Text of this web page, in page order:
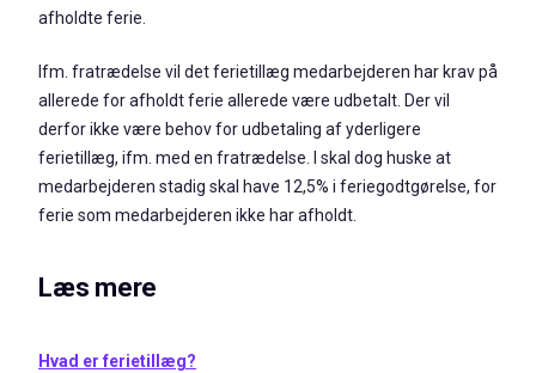
afholdte ferie.
Ifm. fratrædelse vil det ferietillæg medarbejderen har krav på
allerede for afholdt ferie allerede være udbetalt. Der vil
derfor ikke være behov for udbetaling af yderligere
ferietillæg, ifm. med en fratrædelse. I skal dog huske at
medarbejderen stadig skal have 12,5% i feriegodtgørelse, for
ferie som medarbejderen ikke har afholdt.
Læs mere
Hvad er ferietillæg?